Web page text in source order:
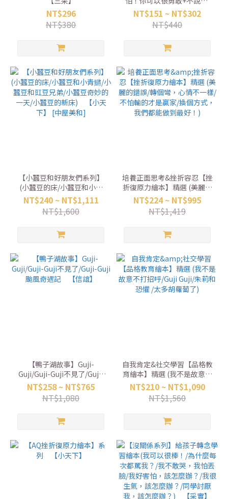
NT$296
NT$380
勇於承認錯誤) 【雙美】
NT$151 ~ NT$302
NT$440
【小蠶豆和好朋友們系列】
(小蠶豆的床/小蠶豆和小青
鱂/小蠶豆和豇豆兄弟/小蠶豆
奇妙的一天/小蠶豆的新床)
【小天下】 [中屋美和]
NT$240 ~ NT$1,111
NT$1,600
培養正面思考&挫折容忍【挫
折復原力繪本】精選 (美麗的
錯誤/轉個彎，心情不一樣/不
怕輸的才是贏家/換個方式，
我們都能做到最好！)
NT$224 ~ NT$995
NT$1,419
【鴨子湖故事】Guji-
Guji/Guji-Guji不見了/Guji-
Guji颱風奇遇記 【信誼】
NT$258 ~ NT$765
NT$1,080
自我肯定&社交學習【品格教
育繪本】精選 (我不是故意不
打招呼/Guji Guji/朱莉和恐懼
/太多胡蘿蔔了)
NT$210 ~ NT$1,090
NT$1,560